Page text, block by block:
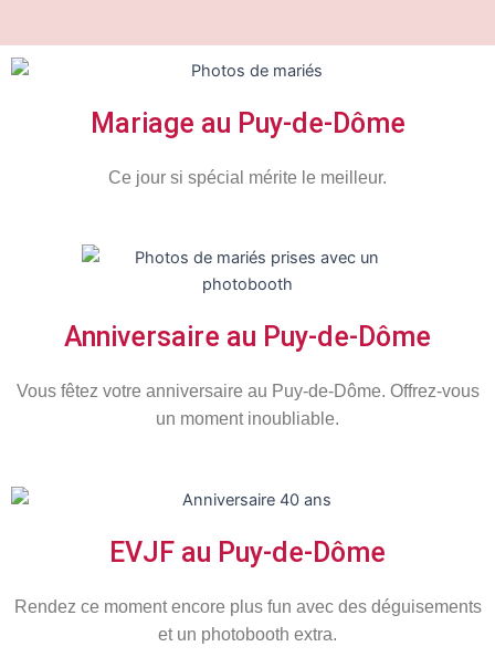
Mariage au Puy-de-Dôme
Ce jour si spécial mérite le meilleur.
Anniversaire au Puy-de-Dôme
Vous fêtez votre anniversaire au Puy-de-Dôme. Offrez-vous
un moment inoubliable.
EVJF au Puy-de-Dôme
Rendez ce moment encore plus fun avec des déguisements
et un photobooth extra.